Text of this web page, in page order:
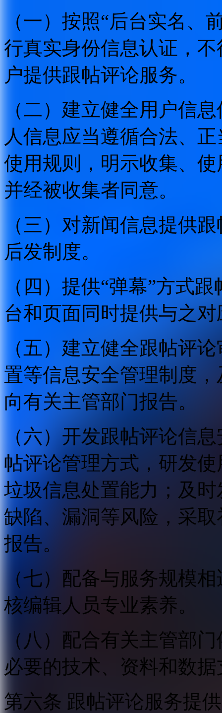
（一）按照“后台实名、
行真实身份信息认证，
户提供跟帖评论服务。
（二）建立健全用户信
人信息应当遵循合法、
使用规则，明示收集、
并经被收集者同意。
（三）对新闻信息提供
后发制度。
（四）提供“弹幕”方式
台和页面同时提供与之
（五）建立健全跟帖评
置等信息安全管理制度
向有关主管部门报告。
（六）开发跟帖评论信
帖评论管理方式，研发
垃圾信息处置能力；及
缺陷、漏洞等风险，采
报告。
（七）配备与服务规模
核编辑人员专业素养。
（八）配合有关主管部
必要的技术、资料和数
第六条 跟帖评论服务提